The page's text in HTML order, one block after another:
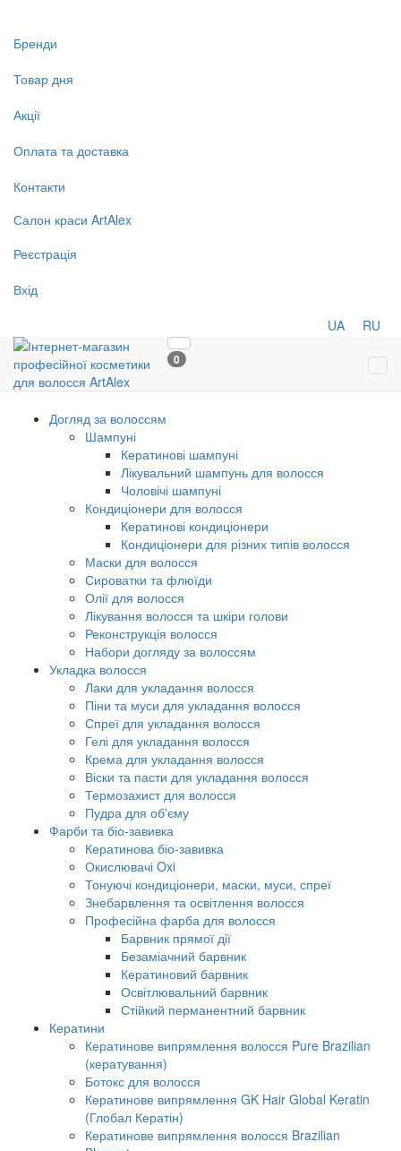
Бренди
Товар дня
Акції
Оплата та доставка
Контакти
Салон краси ArtAlex
Реєстрація
Вхід
UA RU
0
Догляд за волоссям
Шампуні
Кератинові шампуні
Лікувальний шампунь для волосся
Чоловічі шампуні
Кондиціонери для волосся
Кератинові кондиціонери
Кондиціонери для різних типів волосся
Маски для волосся
Сироватки та флюїди
Олії для волосся
Лікування волосся та шкіри голови
Реконструкція волосся
Набори догляду за волоссям
Укладка волосся
Лаки для укладання волосся
Піни та муси для укладання волосся
Спреї для укладання волосся
Гелі для укладання волосся
Крема для укладання волосся
Віски та пасти для укладання волосся
Термозахист для волосся
Пудра для об'єму
Фарби та біо-завивка
Кератинова біо-завивка
Окислювачі Oxi
Тонуючі кондиціонери, маски, муси, спреї
Знебарвлення та освітлення волосся
Професійна фарба для волосся
Барвник прямої дії
Безаміачний барвник
Кератиновий барвник
Освітлювальний барвник
Стійкий перманентний барвник
Кератини
Кератинове випрямлення волосся Pure Brazilian
(кератування)
Ботокс для волосся
Кератинове випрямлення GK Hair Global Keratin
(Глобал Кератін)
Кератинове випрямлення волосся Brazilian